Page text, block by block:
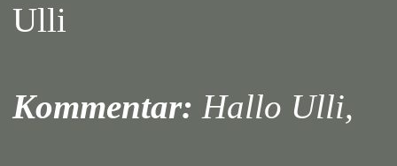
Ulli
Kommentar: Hallo Ulli,